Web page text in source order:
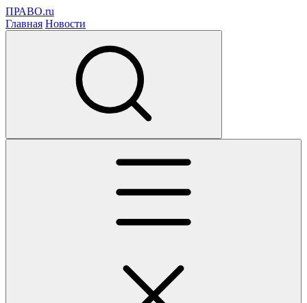
ПРАВО.ru
Главная Новости